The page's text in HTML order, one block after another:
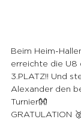
Beim Heim-
erreichte die U8
3.PLATZ!! Und
Alexander den
Turnier👐
GRATULATION